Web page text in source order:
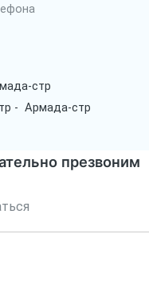
стр
- Армада-стр
презвоним